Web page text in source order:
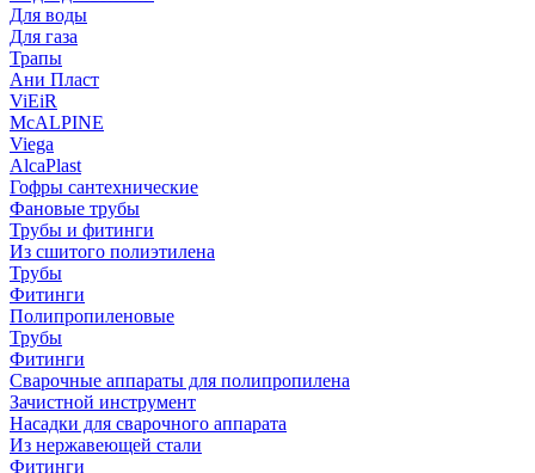
Для воды
Для газа
Трапы
Ани Пласт
ViEiR
McALPINE
Viega
AlcaPlast
Гофры сантехнические
Фановые трубы
Трубы и фитинги
Из сшитого полиэтилена
Трубы
Фитинги
Полипропиленовые
Трубы
Фитинги
Сварочные аппараты для полипропилена
Зачистной инструмент
Насадки для сварочного аппарата
Из нержавеющей стали
Фитинги